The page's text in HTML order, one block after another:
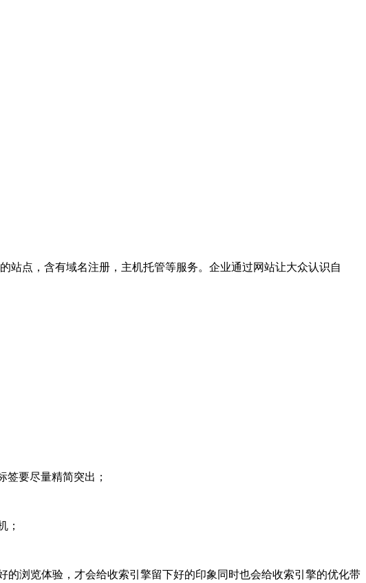
站点，含有域名注册，主机托管等服务。企业通过网站让大众认识自
要尽量精简突出；
；
浏览体验，才会给收索引擎留下好的印象同时也会给收索引擎的优化带